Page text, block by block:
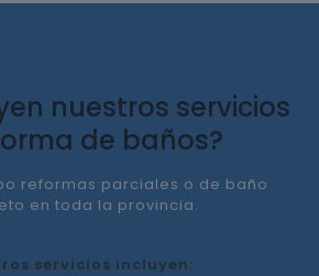
nuestros servicios
de baños?
reformas parciales o de baño
en toda la provincia.
servicios incluyen: